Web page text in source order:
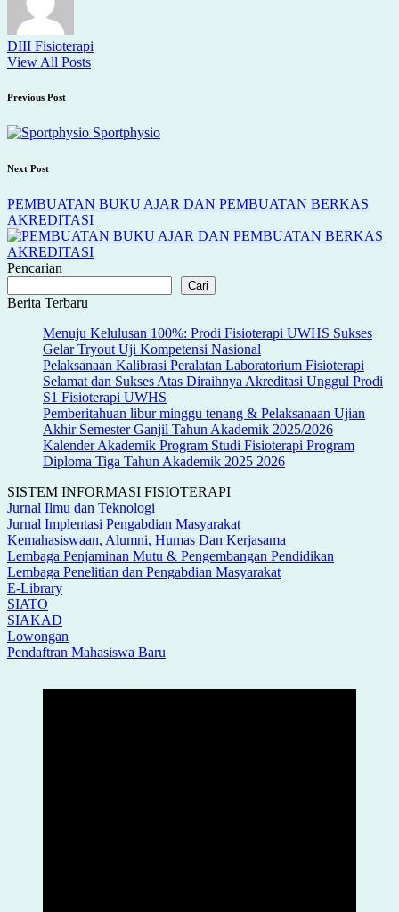
DIII Fisioterapi
View All Posts
Post
navigation
Previous Post
Sportphysio
Next Post
PEMBUATAN BUKU AJAR DAN PEMBUATAN BERKAS
AKREDITASI
Pencarian
Cari
Berita Terbaru
Menuju Kelulusan 100%: Prodi Fisioterapi UWHS Sukses
Gelar Tryout Uji Kompetensi Nasional
Pelaksanaan Kalibrasi Peralatan Laboratorium Fisioterapi
Selamat dan Sukses Atas Diraihnya Akreditasi Unggul Prodi
S1 Fisioterapi UWHS
Pemberitahuan libur minggu tenang & Pelaksanaan Ujian
Akhir Semester Ganjil Tahun Akademik 2025/2026
Kalender Akademik Program Studi Fisioterapi Program
Diploma Tiga Tahun Akademik 2025 2026
SISTEM INFORMASI FISIOTERAPI
Jurnal Ilmu dan Teknologi
Jurnal Implentasi Pengabdian Masyarakat
Kemahasiswaan, Alumni, Humas Dan Kerjasama
Lembaga Penjaminan Mutu & Pengembangan Pendidikan
Lembaga Penelitian dan Pengabdian Masyarakat
E-Library
SIATO
SIAKAD
Lowongan
Pendaftran Mahasiswa Baru